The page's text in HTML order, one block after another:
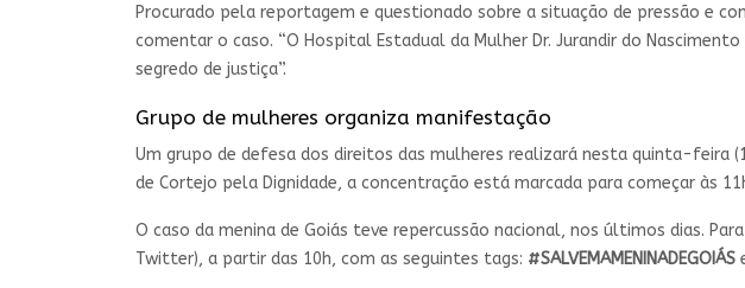
Procurado pela reportagem e questionado sobre a situação de pressão e
comentar o caso. “O Hospital Estadual da Mulher Dr. Jurandir do
segredo de justiça”.
Grupo de mulheres organiza manifestação
Um grupo de defesa dos direitos das mulheres realizará nesta quinta-feira
de Cortejo pela Dignidade, a concentração está marcada para começar às
O caso da menina de Goiás teve repercussão nacional, nos últimos dias.
Twitter), a partir das 10h, com as seguintes tags: #SALVEMAMENINADEGOIÁS